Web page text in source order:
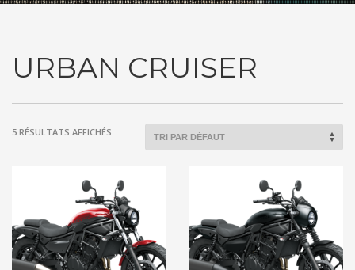
URBAN CRUISER
5 RÉSULTATS AFFICHÉS